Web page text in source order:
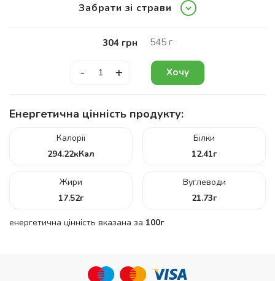
Забрати зі страви
304 грн 545 г
- + Хочу
Енергетична цінність продукту:
Калорії
294.22кКал
Білки
12.41г
Жири
17.52г
Вуглеводи
21.73г
енергетична цінність вказана за 100г